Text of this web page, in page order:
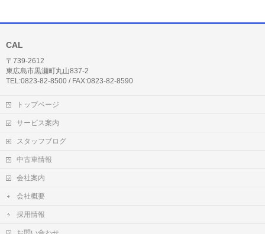
CAL
〒739-2612
東広島市黒瀬町丸山837-2
TEL:0823-82-8500 / FAX:0823-82-8590
トップページ
サービス案内
スタッフブログ
中古車情報
会社案内
会社概要
採用情報